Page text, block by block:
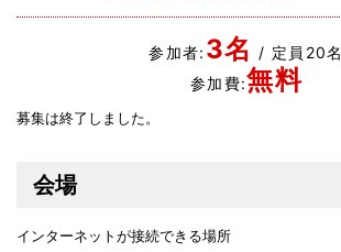
参加者: 3名
/ 定員20名
参加費:無料
募集は終了しました。
会場
インターネットが接続できる場所